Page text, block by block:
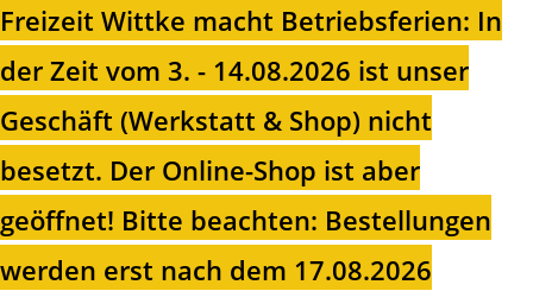
Freizeit Wittke macht Betriebsferien: In
der Zeit vom 3. - 14.08.2026 ist unser
Geschäft (Werkstatt & Shop) nicht
besetzt. Der Online-Shop ist aber
geöffnet! Bitte beachten: Bestellungen
werden erst nach dem 17.08.2026